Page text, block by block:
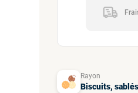
Rayon
Biscuits,